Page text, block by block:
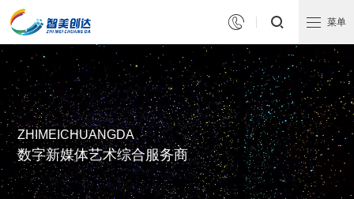
  菜单
ZHIMEICHUANGDA
数字新媒体艺术综合服务商